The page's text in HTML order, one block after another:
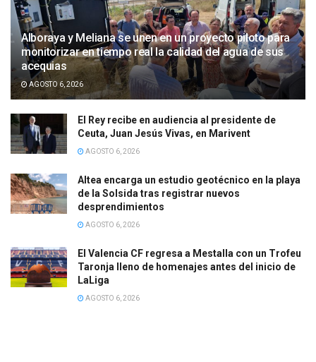
Alboraya y Meliana se unen en un proyecto piloto para
monitorizar en tiempo real la calidad del agua de sus
acequias
AGOSTO 6, 2026
El Rey recibe en audiencia al presidente de
Ceuta, Juan Jesús Vivas, en Marivent
AGOSTO 6, 2026
Altea encarga un estudio geotécnico en la playa
de la Solsida tras registrar nuevos
desprendimientos
AGOSTO 6, 2026
El Valencia CF regresa a Mestalla con un Trofeu
Taronja lleno de homenajes antes del inicio de
LaLiga
AGOSTO 6, 2026